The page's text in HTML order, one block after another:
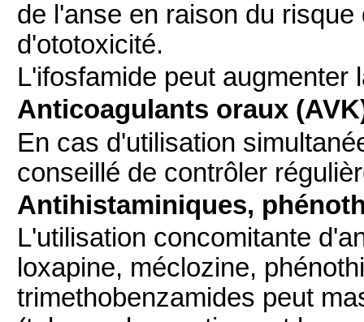
de l'anse en raison du
d'ototoxicité.
L'ifosfamide peut augmenter
Anticoagulants oraux
En cas d'utilisation
conseillé de contrôler
Antihistaminiques,
L'utilisation concomitante
loxapine, méclozine,
trimethobenzamides peut